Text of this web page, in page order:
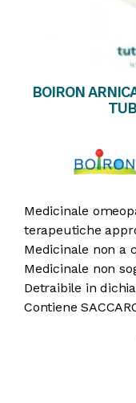
BOIRON
Medicinale
terapeutiche
Medicinale non a
Medicinale non
Detraibile in
Contiene